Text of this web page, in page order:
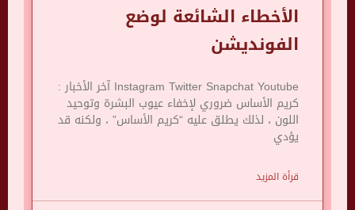
الأخطاء الشائعة لوضع
الفونديشن
Instagram Twitter Snapchat Youtube آخر الأخبار :
كريم الأساس ضروري لإخفاء عيوب البشرة وتوحيد
اللون ، لذلك يطلق عليه “كريم الأساس” ، ولكنه قد
يؤدي
قرأة المزيد